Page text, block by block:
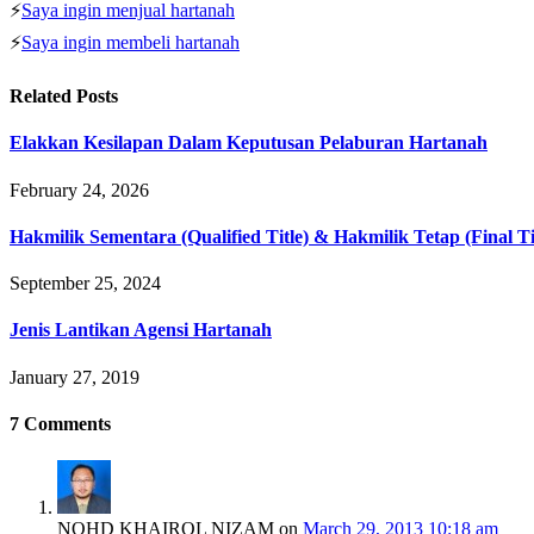
⚡Saya ingin menjual hartanah
⚡Saya ingin membeli hartanah
Related Posts
Elakkan Kesilapan Dalam Keputusan Pelaburan Hartanah
February 24, 2026
Hakmilik Sementara (Qualified Title) & Hakmilik Tetap (Final
September 25, 2024
Jenis Lantikan Agensi Hartanah
January 27, 2019
7 Comments
NOHD KHAIROL NIZAM on March 29, 2013 10:18 am